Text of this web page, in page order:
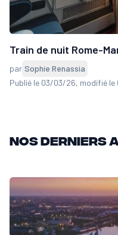
Train de nuit Rome-
par Sophie Renassia
Publié le 03/03/26, modifié
Nos derniers